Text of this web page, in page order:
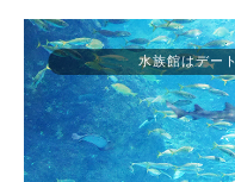
水族館はデー